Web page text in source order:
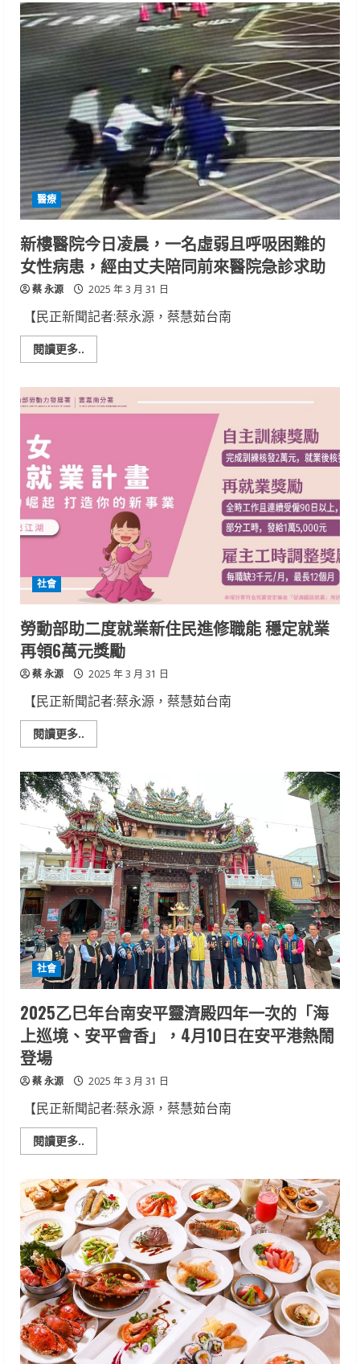
康
從
小
扎
根！
台
南
市
立
醫
院、
明
輝
基
金
會
合
辦
親
子
運
動
會
醫療
新樓醫院今日凌晨，一名虛弱且呼吸困難的
女性病患，經由丈夫陪同前來醫院急診求助
蔡 永源 2025 年 3 月 31 日
【民正新聞記者:蔡永源，蔡慧茹台南
閱讀更多..
more
樓
醫
院
晨，
一
名
虛
弱
的
女
性
病
患，
經
由
丈
夫
陪
前
來
醫
助
社會
勞動部助二度就業新住民進修職能 穩定就業
再領6萬元獎勵
蔡 永源 2025 年 3 月 31 日
【民正新聞記者:蔡永源，蔡慧茹台南
閱讀更多..
more
動
部
助
二
度
就
業
新
住
民
進
修
職
能
穩
定
就
業
再
領
6
萬
元
獎
勵
社會
2025乙巳年台南安平靈濟殿四年一次的「海
上巡境、安平會香」，4月10日在安平港熱鬧
登場
蔡 永源 2025 年 3 月 31 日
【民正新聞記者:蔡永源，蔡慧茹台南
閱讀更多..
more
乙
巳
年
台
南
安
平
靈
濟
殿
四
年
一
次
的
「海